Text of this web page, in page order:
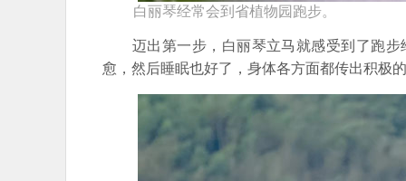
白丽琴经常会到省植物园跑步。
迈出第一步，白丽琴立马就感受到了跑步
愈，然后睡眠也好了，身体各方面都传出积极